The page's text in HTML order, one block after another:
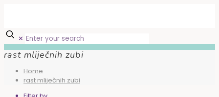
✕
rast mliječnih zubi
Home
rast mliječnih zubi